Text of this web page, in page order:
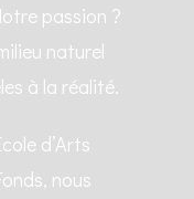
passion ?
naturel
à la réalité.
d’Arts
nous